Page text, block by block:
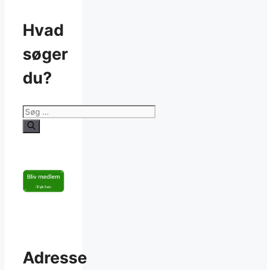
Hvad
søger
du?
Søg
efter:
Adresse